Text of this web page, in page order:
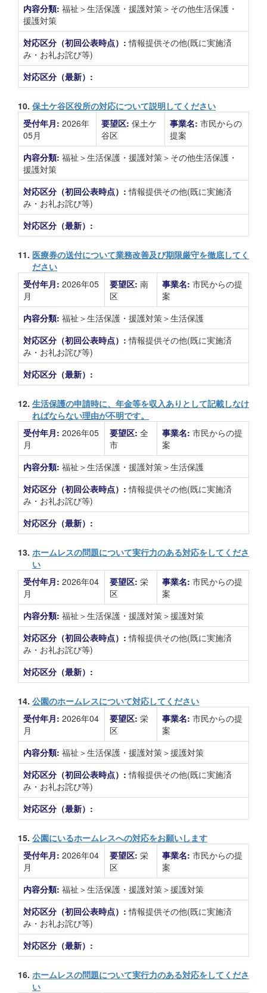
内容分類: 福祉＞生活保護・援護対策＞その他生活保護・
援護対策
対応区分（初回公表時点）:情報提供その他(既に実施済
み・お礼お詫び等)
対応区分（最新）:
10. 保土ケ谷区役所の対応について説明してください
受付年月: 2026年
05月
要望区: 保土ケ
谷区
事業名: 市民からの
提案
内容分類: 福祉＞生活保護・援護対策＞その他生活保護・
援護対策
対応区分（初回公表時点）:情報提供その他(既に実施済
み・お礼お詫び等)
対応区分（最新）:
11. 医療券の送付について業務改善及び期限厳守を徹底してく
ださい
受付年月: 2026年05
月
要望区: 南
区
事業名: 市民からの提
案
内容分類: 福祉＞生活保護・援護対策＞生活保護
対応区分（初回公表時点）:情報提供その他(既に実施済
み・お礼お詫び等)
対応区分（最新）:
12. 生活保護の申請時に、年金等を収入ありとして記載しなけ
ればならない理由が不明です。
受付年月: 2026年05
月
要望区: 全
市
事業名: 市民からの提
案
内容分類: 福祉＞生活保護・援護対策＞生活保護
対応区分（初回公表時点）:情報提供その他(既に実施済
み・お礼お詫び等)
対応区分（最新）:
13. ホームレスの問題について実行力のある対応をしてくださ
い
受付年月: 2026年04
月
要望区: 栄
区
事業名: 市民からの提
案
内容分類: 福祉＞生活保護・援護対策＞援護対策
対応区分（初回公表時点）:情報提供その他(既に実施済
み・お礼お詫び等)
対応区分（最新）:
14. 公園のホームレスについて対応してください
受付年月: 2026年04
月
要望区: 栄
区
事業名: 市民からの提
案
内容分類: 福祉＞生活保護・援護対策＞援護対策
対応区分（初回公表時点）:情報提供その他(既に実施済
み・お礼お詫び等)
対応区分（最新）:
15. 公園にいるホームレスへの対応をお願いします
受付年月: 2026年04
月
要望区: 栄
区
事業名: 市民からの提
案
内容分類: 福祉＞生活保護・援護対策＞援護対策
対応区分（初回公表時点）:情報提供その他(既に実施済
み・お礼お詫び等)
対応区分（最新）:
16. ホームレスの問題について実行力のある対応をしてくださ
い